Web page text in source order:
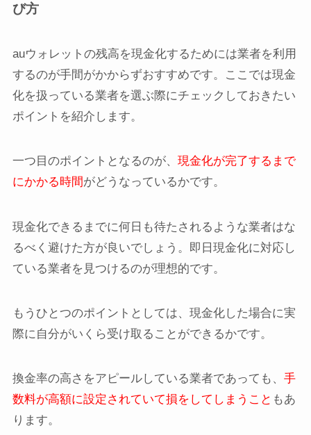
び方
auウォレットの残高を現金化するためには業者を利用
するのが手間がかからずおすすめです。ここでは現金
化を扱っている業者を選ぶ際にチェックしておきたい
ポイントを紹介します。
一つ目のポイントとなるのが、 現金化が完了するまで
にかかる時間がどうなっているかです。
現金化できるまでに何日も待たされるような業者はな
るべく避けた方が良いでしょう。即日現金化に対応し
ている業者を見つけるのが理想的です。
もうひとつのポイントとしては、現金化した場合に実
際に自分がいくら受け取ることができるかです。
換金率の高さをアピールしている業者であっても、 手
数料が高額に設定されていて損をしてしまうこと もあ
ります。